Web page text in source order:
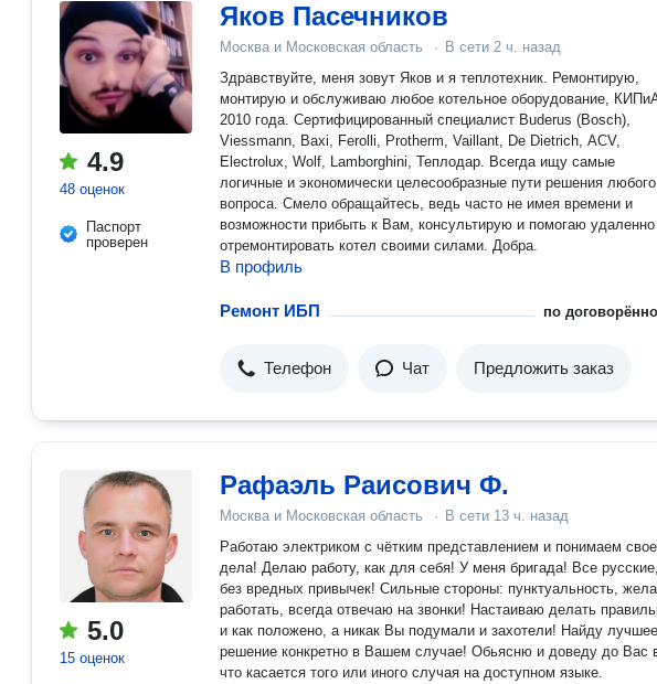
4.9
48 оценок
Паспорт
проверен
Яков Пасечников
Москва и Московская область · В сети 2 ч. назад
Здравствуйте, меня зовут Яков и я теплотехник. Ремонтирую,
монтирую и обслуживаю любое котельное оборудование,
2010 года. Сертифицированный специалист Buderus (Bosch),
Viessmann, Baxi, Ferolli, Protherm, Vaillant, De Dietrich, ACV,
Electrolux, Wolf, Lamborghini, Теплодар. Всегда ищу самые
логичные и экономически целесообразные пути решения любого
вопроса. Смело обращайтесь, ведь часто не имея времени и
возможности прибыть к Вам, консультирую и помогаю удаленно
отремонтировать котел своими силами. Добра.
В профиль
Ремонт ИБП по
Телефон Чат Предложить заказ
5.0
15 оценок
Рафаэль Раисович Ф.
Москва и Московская область · В сети 13 ч. назад
Работаю электриком с чётким представлением и понимаем
дела! Делаю работу, как для себя! У меня бригада! Все русские,
без вредных привычек! Сильные стороны: пунктуальность, желание
работать, всегда отвечаю на звонки! Настаиваю делать правильно
и как положено, а никак Вы подумали и захотели! Найду лучшее
решение конкретно в Вашем случае! Обьясню и доведу до Вас
что касается того или иного случая на доступном языке.